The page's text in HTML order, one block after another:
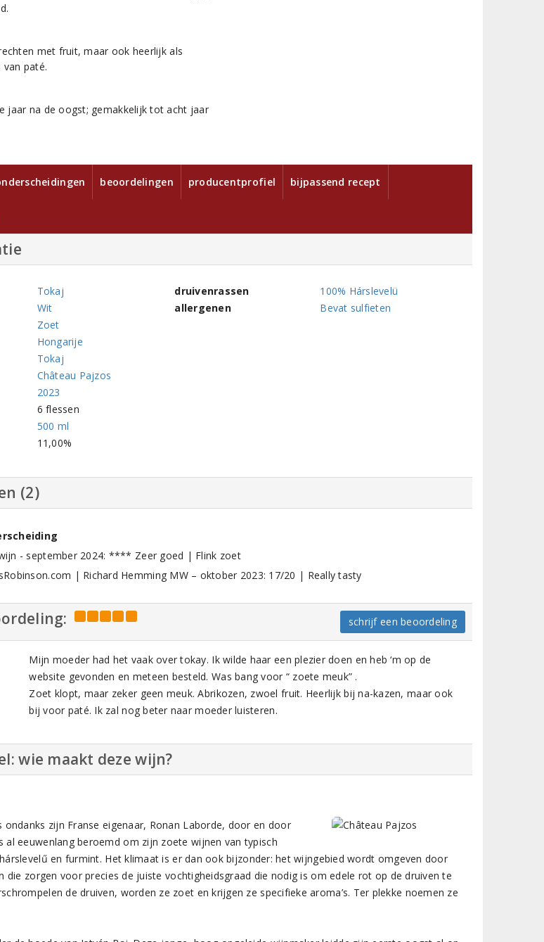
met fruit, maar ook heerlijk als
paté.
jaar na de oogst; gemakkelijk tot acht jaar
beoordelingen producentprofiel bijpassend recept
Tokaj
Wit
Zoet
Hongarije
Tokaj
Château Pajzos
2023
6 flessen
500 ml
11,00%
druivenrassen
100% Hárslevelü
allergenen
Bevat sulfieten
(2)
- september 2024: **** Zeer goed | Flink zoet
| Richard Hemming MW – oktober 2023: 17/20 | Really tasty
schrijf een beoordeling
Mijn moeder had het vaak over tokay. Ik wilde haar een plezier doen en heb ‘m op de
website gevonden en meteen besteld. Was bang voor “ zoete meuk” .
Zoet klopt, maar zeker geen meuk. Abrikozen, zwoel fruit. Heerlijk bij na-kazen, maar ook
bij voor paté. Ik zal nog beter naar moeder luisteren.
wie maakt deze wijn?
ondanks zijn Franse eigenaar, Ronan Laborde, door en door
al eeuwenlang beroemd om zijn zoete wijnen van typisch
en furmint. Het klimaat is er dan ook bijzonder: het wijngebied wordt omgeven door
die zorgen voor precies de juiste vochtigheidsgraad die nodig is om edele rot op de druiven te
de druiven, worden ze zoet en krijgen ze specifieke aroma’s. Ter plekke noemen ze